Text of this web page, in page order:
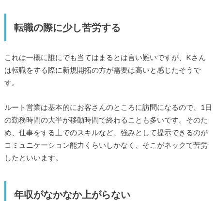
転職の際に少し苦労する
これは一概に誰にでも当てはまるとは言い難いですが、Kさん
は転職をする際に新規開拓の方が需要は高いと感じたそうで
す。
ルート営業は基本的にお客さんのところに訪問になるので、1日
の勤務時間の大半が移動時間で終わることも多いです。そのた
め、仕事をする上でのスキルなど、強みとして提示できるのが
コミュニケーション能力くらいしかなく、そこがネックで苦労
したといいます。
年収がなかなか上がらない